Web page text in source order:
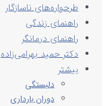
طرحواره‌های ناسازگار
راهنمای زندگی
راهنمای درمانگر
دکتر حمید بهرامی‌زاده
بیشتر
دلبستگی
دوران بارداری